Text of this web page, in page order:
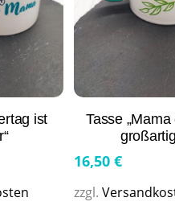
ist
Tasse
16,50 €
zzgl.